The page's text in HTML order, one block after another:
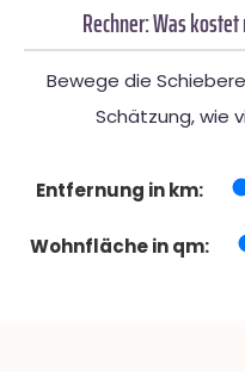
Rechner: Was
Bewege die
Schätzung, wie
Entfernung in km:
Wohnfläche in qm: